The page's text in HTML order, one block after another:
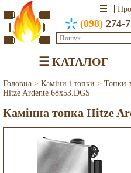
(098) 274-
☰ КАТАЛОГ
Головна > Каміни і топки > Топки
Hitze Ardente 68x53.DGS
Камінна топка Hitze